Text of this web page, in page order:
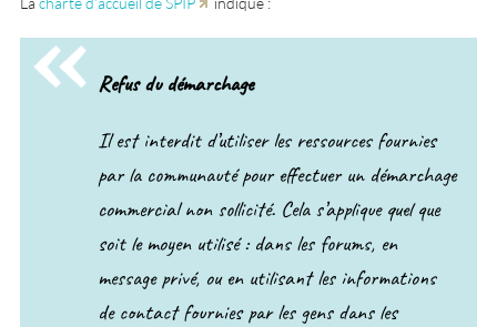
Refus du démarchage
Il est interdit d’utiliser les ressources fournies
par la communauté pour effectuer un démarchage
commercial non sollicité. Cela s’applique quel que
soit le moyen utilisé : dans les forums, en
message privé, ou en utilisant les informations
de contact fournies par les gens dans les